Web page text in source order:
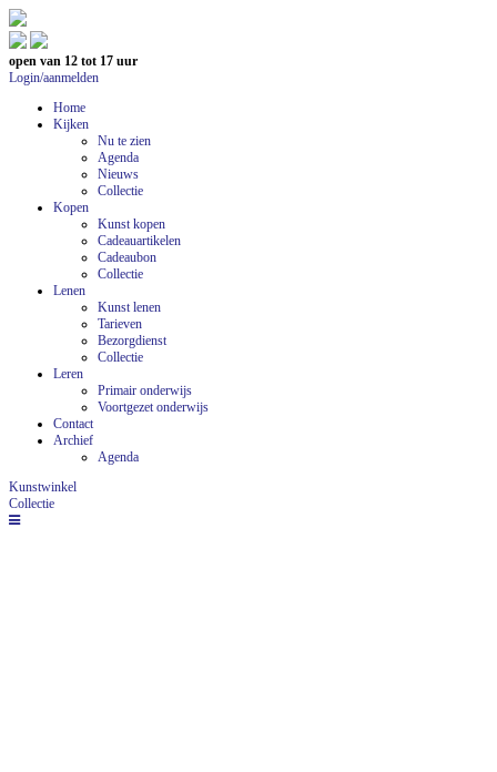
open van 12 tot 17 uur
Login/aanmelden
Home
Kijken
Nu te zien
Agenda
Nieuws
Collectie
Kopen
Kunst kopen
Cadeauartikelen
Cadeaubon
Collectie
Lenen
Kunst lenen
Tarieven
Bezorgdienst
Collectie
Leren
Primair onderwijs
Voortgezet onderwijs
Contact
Archief
Agenda
Kunstwinkel
Collectie